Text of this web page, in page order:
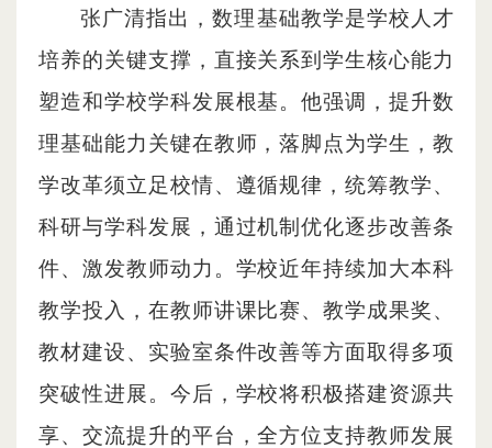
张广清指出，数理基础教学是学校人才
培养的关键支撑，直接关系到学生核心能力
塑造和学校学科发展根基。他强调，提升数
理基础能力关键在教师，落脚点为学生，教
学改革须立足校情、遵循规律，统筹教学、
科研与学科发展，通过机制优化逐步改善条
件、激发教师动力。学校近年持续加大本科
教学投入，在教师讲课比赛、教学成果奖、
教材建设、实验室条件改善等方面取得多项
突破性进展。今后，学校将积极搭建资源共
享、交流提升的平台，全方位支持教师发展